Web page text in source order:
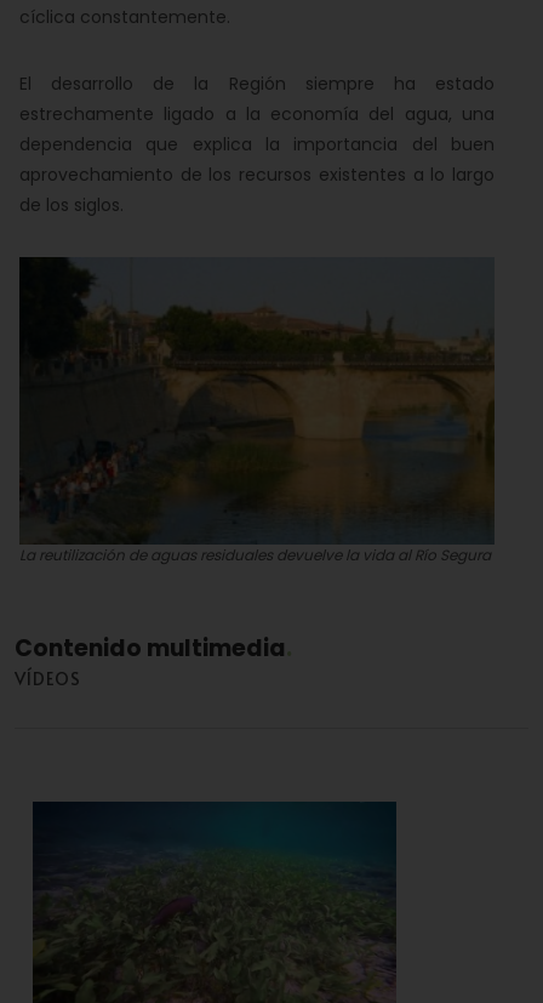
cíclica constantemente.
El desarrollo de la Región siempre ha estado
estrechamente ligado a la economía del agua, una
dependencia que explica la importancia del buen
aprovechamiento de los recursos existentes a lo largo
de los siglos.
La reutilización de aguas residuales devuelve la vida al Río Segura
Contenido multimedia
VÍDEOS